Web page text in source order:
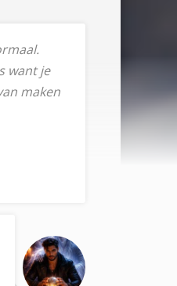
want je
maken